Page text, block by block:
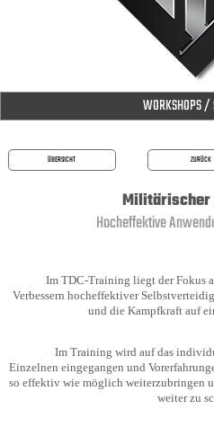
WORKSHOPS /
ÜBERSICHT ZURÜCK
Militärischer
Hocheffektive
Im TDC-Training liegt der Fokus
Verbessern hocheffektiver
und die Kampfkraft auf
Im Training wird auf das
Einzelnen eingegangen und
so effektiv wie möglich weiterzubringen
weiter zu